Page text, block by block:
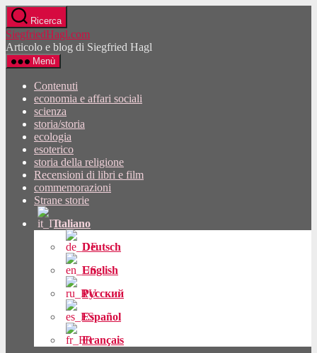
Vai
al
contenuto
Ricerca
SiegfriedHagl.com
Articolo e blog di Siegfried Hagl
Menù
Contenuti
economia e affari sociali
scienza
storia/storia
ecologia
esoterico
storia della religione
Recensioni di libri e film
commemorazioni
Strane storie
Italiano
Deutsch
English
Русский
Español
Français